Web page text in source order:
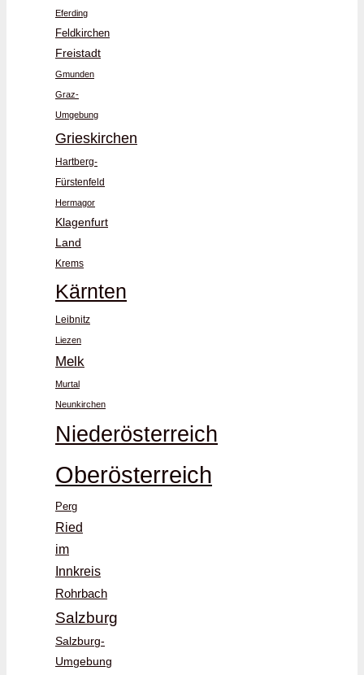
Eferding
Feldkirchen
Freistadt
Gmunden
Graz-
Umgebung
Grieskirchen
Hartberg-
Fürstenfeld
Hermagor
Klagenfurt
Land
Krems
Kärnten
Leibnitz
Liezen
Melk
Murtal
Neunkirchen
Niederösterreich
Oberösterreich
Perg
Ried
im
Innkreis
Rohrbach
Salzburg
Salzburg-
Umgebung